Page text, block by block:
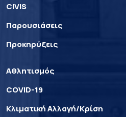
CIVIS
Παρουσιάσεις
Προκηρύξεις
Αθλητισμός
COVID-19
Κλιματική Αλλαγή/Κρίση